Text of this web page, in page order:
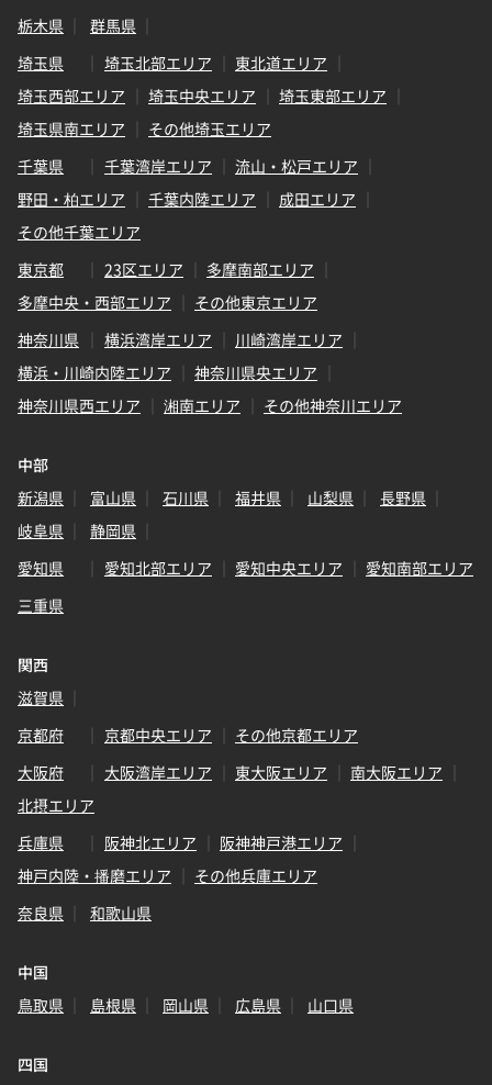
栃木県
群馬県
埼玉県
埼玉北部エリア
東北道エリア
埼玉西部エリア
埼玉中央エリア
埼玉東部エリア
埼玉県南エリア
その他埼玉エリア
千葉県
千葉湾岸エリア
流山・松戸エリア
野田・柏エリア
千葉内陸エリア
成田エリア
その他千葉エリア
東京都
23区エリア
多摩南部エリア
多摩中央・西部エリア
その他東京エリア
神奈川県
横浜湾岸エリア
川崎湾岸エリア
横浜・川崎内陸エリア
神奈川県央エリア
神奈川県西エリア
湘南エリア その他神奈川エリア
中部
新潟県
富山県 石川県 福井県 山梨県
長野県
岐阜県
静岡県
愛知県
愛知北部エリア 愛知中央エリア
愛知南部エリア
三重県
関西
滋賀県
京都府
京都中央エリア
その他京都エリア
大阪府
大阪湾岸エリア 東大阪エリア
南大阪エリア
北摂エリア
兵庫県
阪神北エリア
阪神神戸港エリア
神戸内陸・播磨エリア
その他兵庫エリア
奈良県
和歌山県
中国
鳥取県
島根県 岡山県 広島県 山口県
四国